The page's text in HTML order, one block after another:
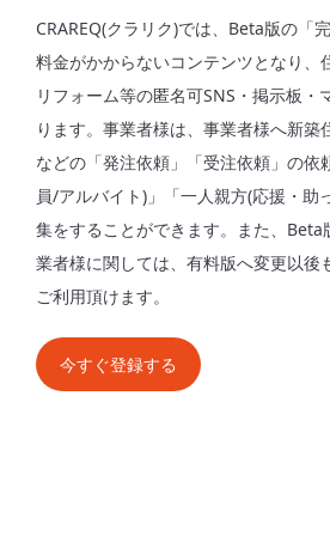
CRAREQ(クラリク)では、Beta版の「
料金がかからないコンテンツとなり、
リフォーム等の匿名可SNS・掲示板・
ります。事業者様は、事業者様へ新築
などの「発注依頼」「受注依頼」の依
員/アルバイト)」「一人親方(応援・助
集をすることができます。また、Beta
業者様に関しては、有料版へ変更以後
ご利用頂けます。
今すぐ登録する